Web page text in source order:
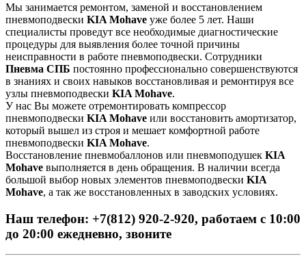
Мы занимается ремонтом, заменой и восстановлением
пневмоподвески KIA Mohave уже более 5 лет. Наши
специалисты проведут все необходимые диагностические
процедуры для выявления более точной причины
неисправности в работе пневмоподвески. Сотрудники
Пневма СПБ постоянно профессионально совершенствуются
в знаниях и своих навыков восстановливая и ремонтируя все
узлы пневмоподвески KIA Mohave.
У нас Вы можете отремонтировать компрессор
пневмоподвески KIA Mohave или восстановить амортизатор,
который вышел из строя и мешает комфортной работе
пневмоподвески KIA Mohave.
Восстановление пневмобаллонов или пневмоподушек KIA
Mohave выполняется в день обращения. В наличии всегда
большой выбор новых элементов пневмоподвески KIA
Mohave, а так же восстановленных в заводских условиях.
Наш телефон: +7(812) 920-2-920, работаем с 10:00
до 20:00 ежедневно, звоните